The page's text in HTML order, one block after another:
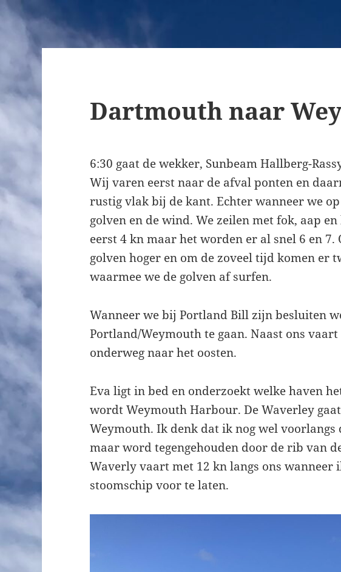
Dartmouth naar
6:30 gaat de wekker, Sunbeam Hallberg-
Wij varen eerst naar de afval ponten en
rustig vlak bij de kant. Echter wanneer we
golven en de wind. We zeilen met fok, aap
eerst 4 kn maar het worden er al snel 6 en
golven hoger en om de zoveel tijd komen er
waarmee we de golven af surfen.
Wanneer we bij Portland Bill zijn besluiten
Portland/Weymouth te gaan. Naast ons
onderweg naar het oosten.
Eva ligt in bed en onderzoekt welke haven
wordt Weymouth Harbour. De Waverley
Weymouth. Ik denk dat ik nog wel voorlangs
maar word tegengehouden door de rib van
Waverly vaart met 12 kn langs ons wanneer
stoomschip voor te laten.